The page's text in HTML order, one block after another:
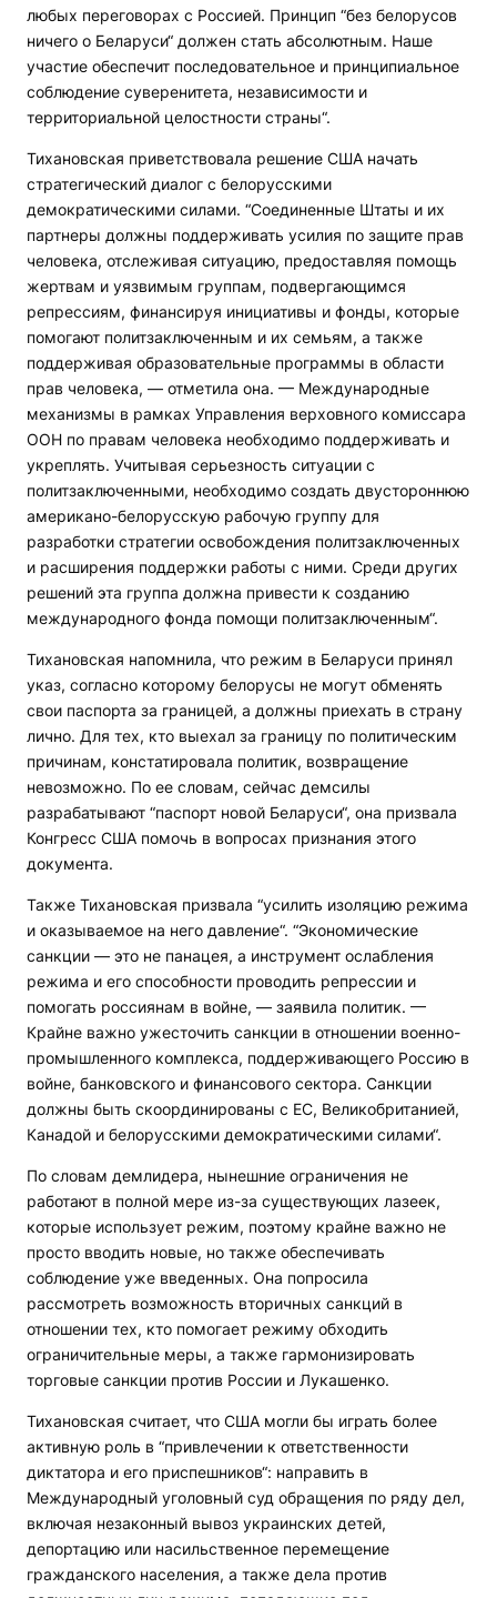
любых переговорах с Россией. Принцип “без белорусов
ничего о Беларуси“ должен стать абсолютным. Наше
участие обеспечит последовательное и принципиальное
соблюдение суверенитета, независимости и
территориальной целостности страны“.
Тихановская приветствовала решение США начать
стратегический диалог с белорусскими
демократическими силами. “Соединенные Штаты и их
партнеры должны поддерживать усилия по защите прав
человека, отслеживая ситуацию, предоставляя помощь
жертвам и уязвимым группам, подвергающимся
репрессиям, финансируя инициативы и фонды, которые
помогают политзаключенным и их семьям, а также
поддерживая образовательные программы в области
прав человека, — отметила она. — Международные
механизмы в рамках Управления верховного комиссара
ООН по правам человека необходимо поддерживать и
укреплять. Учитывая серьезность ситуации с
политзаключенными, необходимо создать двустороннюю
американо-белорусскую рабочую группу для
разработки стратегии освобождения политзаключенных
и расширения поддержки работы с ними. Среди других
решений эта группа должна привести к созданию
международного фонда помощи политзаключенным“.
Тихановская напомнила, что режим в Беларуси принял
указ, согласно которому белорусы не могут обменять
свои паспорта за границей, а должны приехать в страну
лично. Для тех, кто выехал за границу по политическим
причинам, констатировала политик, возвращение
невозможно. По ее словам, сейчас демсилы
разрабатывают “паспорт новой Беларуси“, она призвала
Конгресс США помочь в вопросах признания этого
документа.
Также Тихановская призвала “усилить изоляцию режима
и оказываемое на него давление“. “Экономические
санкции — это не панацея, а инструмент ослабления
режима и его способности проводить репрессии и
помогать россиянам в войне, — заявила политик. —
Крайне важно ужесточить санкции в отношении военно-
промышленного комплекса, поддерживающего Россию в
войне, банковского и финансового сектора. Санкции
должны быть скоординированы с ЕС, Великобританией,
Канадой и белорусскими демократическими силами“.
По словам демлидера, нынешние ограничения не
работают в полной мере из-за существующих лазеек,
которые использует режим, поэтому крайне важно не
просто вводить новые, но также обеспечивать
соблюдение уже введенных. Она попросила
рассмотреть возможность вторичных санкций в
отношении тех, кто помогает режиму обходить
ограничительные меры, а также гармонизировать
торговые санкции против России и Лукашенко.
Тихановская считает, что США могли бы играть более
активную роль в “привлечении к ответственности
диктатора и его приспешников“: направить в
Международный уголовный суд обращения по ряду дел,
включая незаконный вывоз украинских детей,
депортацию или насильственное перемещение
гражданского населения, а также дела против